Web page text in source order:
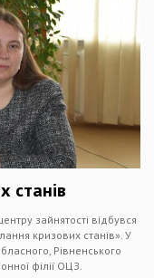
станів
зайнятості відбувся
кризових станів». У
Рівненського
філії ОЦЗ.